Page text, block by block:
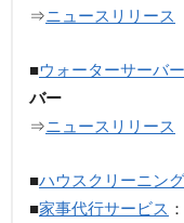
⇒ニュースリリース
■ウォーターサーバー
バー
⇒ニュースリリース
■ハウスクリーニング
■家事代行サービス ：